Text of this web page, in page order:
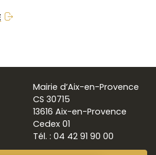
Mairie d’Aix-en-Provence
CS 30715
13616 Aix-en-Provence
Cedex 01
Tél. : 04 42 91 90 00